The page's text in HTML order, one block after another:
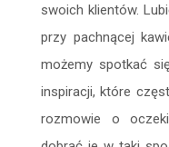
swoich klientów.
przy pachnącej
możemy spotkać
inspiracji, które
rozmowie o